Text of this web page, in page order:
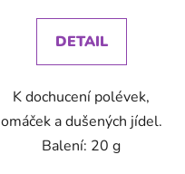
DETAIL
K dochucení polévek,
omáček a dušených jídel.
Balení: 20 g